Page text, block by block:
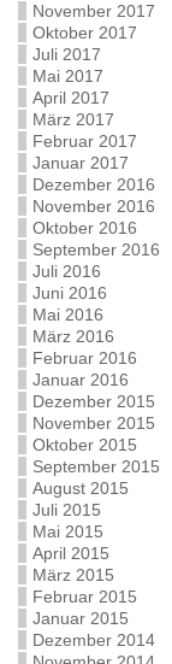
November 2017
Oktober 2017
Juli 2017
Mai 2017
April 2017
März 2017
Februar 2017
Januar 2017
Dezember 2016
November 2016
Oktober 2016
September 2016
Juli 2016
Juni 2016
Mai 2016
März 2016
Februar 2016
Januar 2016
Dezember 2015
November 2015
Oktober 2015
September 2015
August 2015
Juli 2015
Mai 2015
April 2015
März 2015
Februar 2015
Januar 2015
Dezember 2014